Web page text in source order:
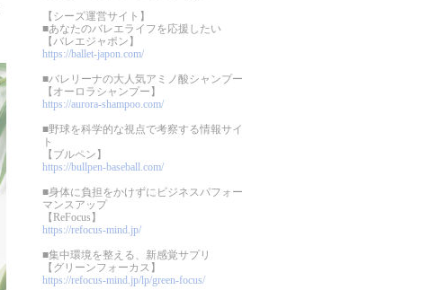
【シーズ運営サイト】
■あなたのバレエライフを応援したい
【バレエジャポン】
https://ballet-japon.com/
■バレリーナの大人気アミノ酸シャンプー
【オーロラシャンプー】
https://aurora-shampoo.com/
■野球を科学的な視点で考察する情報サイ
ト
【ブルペン】
https://bullpen-baseball.com/
■身体に負担をかけずにビジネスパフォー
マンスアップ
【ReFocus】
https://refocus-mind.jp/
■集中環境を整える、新感覚サプリ
【グリーンフォーカス】
https://refocus-mind.jp/lp/green-focus/